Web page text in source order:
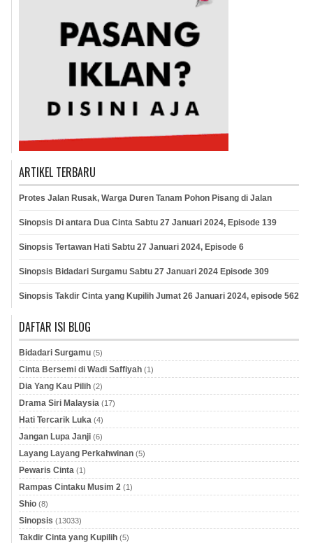
ARTIKEL TERBARU
Protes Jalan Rusak, Warga Duren Tanam Pohon Pisang di Jalan
Sinopsis Di antara Dua Cinta Sabtu 27 Januari 2024, Episode 139
Sinopsis Tertawan Hati Sabtu 27 Januari 2024, Episode 6
Sinopsis Bidadari Surgamu Sabtu 27 Januari 2024 Episode 309
Sinopsis Takdir Cinta yang Kupilih Jumat 26 Januari 2024, episode 562
DAFTAR ISI BLOG
Bidadari Surgamu (5)
Cinta Bersemi di Wadi Saffiyah (1)
Dia Yang Kau Pilih (2)
Drama Siri Malaysia (17)
Hati Tercarik Luka (4)
Jangan Lupa Janji (6)
Layang Layang Perkahwinan (5)
Pewaris Cinta (1)
Rampas Cintaku Musim 2 (1)
Shio (8)
Sinopsis (13033)
Takdir Cinta yang Kupilih (5)